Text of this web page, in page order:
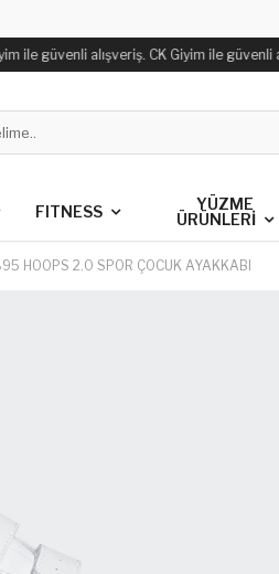
ile güvenli alışveriş. CK Giyim ile güvenli
FITNESS
YÜZME
ÜRÜNLERİ
HOOPS 2.0 SPOR ÇOCUK AYAKKABI